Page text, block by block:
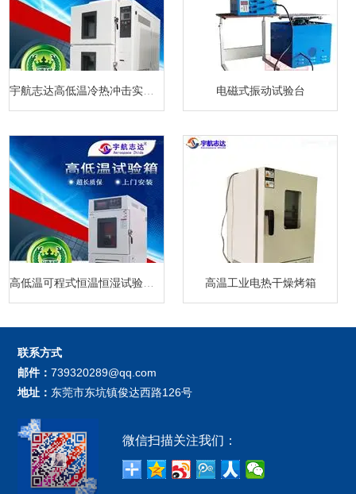
宇航志达高低温冷热冲击实验箱 电磁式振动试验台
高低温可程式恒温恒湿试验箱厂家 高温工业电热干燥烤箱
联系方式
邮件：739320289@qq.com
地址： 东莞市东坑镇俊达西路126号
微信扫描关注我们：